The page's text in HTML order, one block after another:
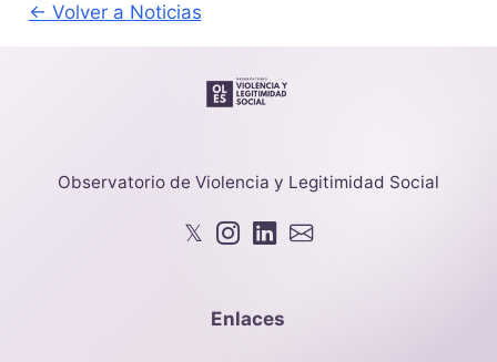
← Volver a Noticias
Observatorio de Violencia y Legitimidad Social
𝕏
Enlaces